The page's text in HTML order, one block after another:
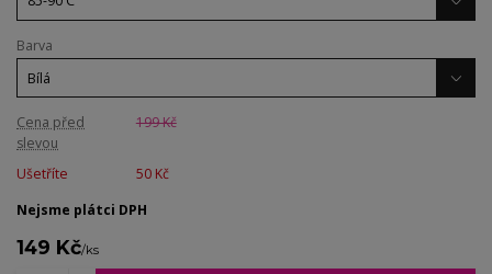
Barva
Cena před
slevou
199 Kč
Ušetříte
50 Kč
Nejsme plátci DPH
149 Kč/ks